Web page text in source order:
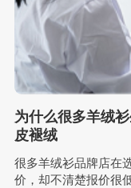
为什么很多羊绒
皮褪绒
很多羊绒衫品牌店在
价，却不清楚报价很